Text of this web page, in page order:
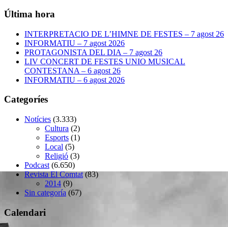
Última hora
INTERPRETACIO DE L’HIMNE DE FESTES – 7 agost 26
INFORMATIU – 7 agost 2026
PROTAGONISTA DEL DIA – 7 agost 26
LIV CONCERT DE FESTES UNIO MUSICAL
CONTESTANA – 6 agost 26
INFORMATIU – 6 agost 2026
Categoríes
Notícies (3.333)
Cultura (2)
Esports (1)
Local (5)
Religió (3)
Podcast (6.650)
Revista El Comtat(83)
2014 (9)
Sin categoría (67)
Calendari